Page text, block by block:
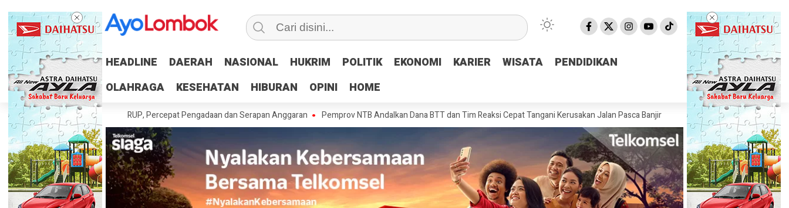
HEADLINE DAERAH NASIONAL HUKRIM POLITIK EKONOMI KARIER WISATA
PENDIDIKAN
OLAHRAGA
KESEHATAN HIBURAN OPINI HOME
HEADLINE DAERAH NASIONAL HUKRIM POLITIK EKONOMI KARIER WISATA
PENDIDIKAN
OLAHRAGA
KESEHATAN HIBURAN OPINI HOME
100 Persen RUP, Percepat Pengadaan dan Serapan Anggaran Pemprov NTB Andalkan Dana BTT dan Tim Reaksi Cepat Tangani Kerusakan Jalan Pasca Banjir Pemprov NTB Segera Luncurkan Aplikasi